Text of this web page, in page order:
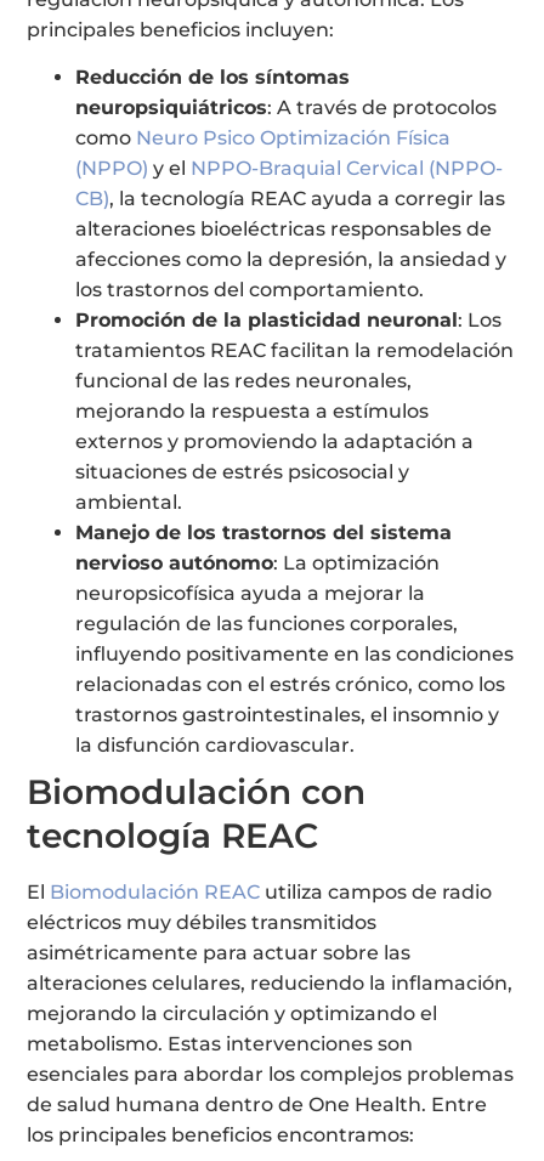
principales beneficios incluyen:
Reducción de los síntomas
neuropsiquiátricos: A través de protocolos
como Neuro Psico Optimización Física
(NPPO) y el NPPO-Braquial Cervical (NPPO-
CB), la tecnología REAC ayuda a corregir las
alteraciones bioeléctricas responsables de
afecciones como la depresión, la ansiedad y
los trastornos del comportamiento.
Promoción de la plasticidad neuronal: Los
tratamientos REAC facilitan la remodelación
funcional de las redes neuronales,
mejorando la respuesta a estímulos
externos y promoviendo la adaptación a
situaciones de estrés psicosocial y
ambiental.
Manejo de los trastornos del sistema
nervioso autónomo: La optimización
neuropsicofísica ayuda a mejorar la
regulación de las funciones corporales,
influyendo positivamente en las condiciones
relacionadas con el estrés crónico, como los
trastornos gastrointestinales, el insomnio y
la disfunción cardiovascular.
Biomodulación con
tecnología REAC
El Biomodulación REAC utiliza campos de radio
eléctricos muy débiles transmitidos
asimétricamente para actuar sobre las
alteraciones celulares, reduciendo la inflamación,
mejorando la circulación y optimizando el
metabolismo. Estas intervenciones son
esenciales para abordar los complejos problemas
de salud humana dentro de One Health. Entre
los principales beneficios encontramos: